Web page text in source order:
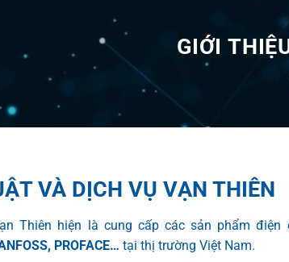
GIỚI
VÀ DỊCH VỤ VẠN THIÊN
Thiên hiện là cung cấp các sản phẩm
PROFACE… tại thị trường Việt Nam.